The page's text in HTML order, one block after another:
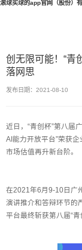
滚球买球的app官网（股份）
创无限可能！“青
落网思
发布日期：2021-08-10
近日，“青创杯”第八届
AI能力开放平台”荣获
市场估值再升新台阶。
在2021年6月9-10日广
演讲推介和答辩环节
平台最终斩获第八届“青